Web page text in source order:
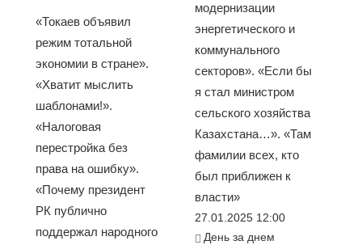
«Токаев объявил
режим тотальной
экономии в стране».
«Хватит мыслить
шаблонами!».
«Налоговая
перестройка без
права на ошибку».
«Почему президент
РК публично
поддержал народного
модернизации
энергетического и
коммунального
секторов». «Если бы
я стал министром
сельского хозяйства
Казахстана…». «Там
фамилии всех, кто
был приближен к
власти»
27.01.2025 12:00
День за днем